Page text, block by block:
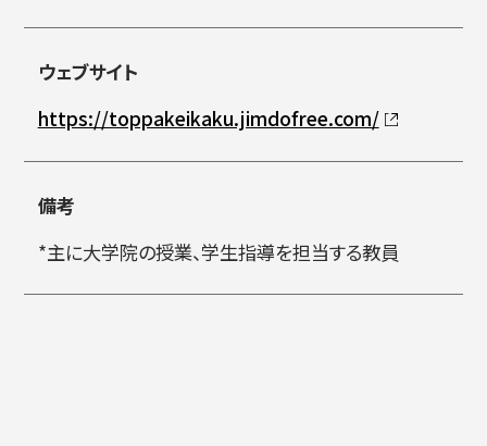
ウェブサイト
https://toppakeikaku.jimdofree.com/
備考
*主に大学院の授業、学生指導を担当する教員